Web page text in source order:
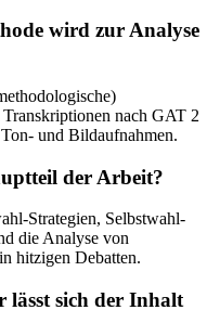
wird zur Analyse
nach GAT 2
und Bildaufnahmen.
der Arbeit?
Strategien, Selbstwahl-
die Analyse von
hitzigen Debatten.
lässt sich der Inhalt